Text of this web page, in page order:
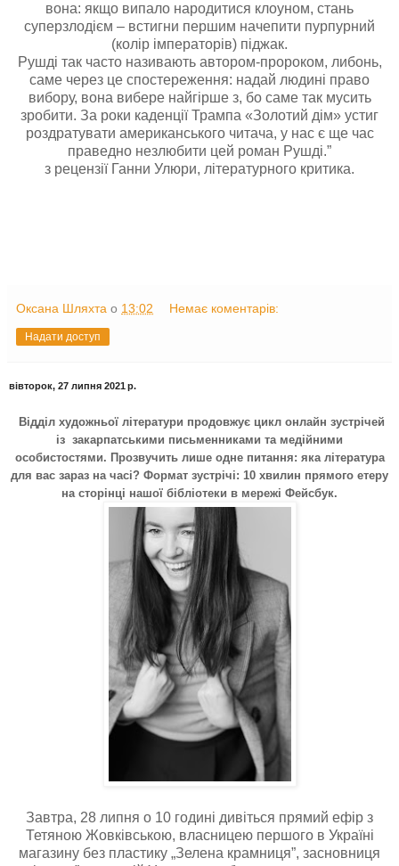
вона: якщо випало народитися клоуном, стань
суперзлодієм – встигни першим начепити пурпурний
(колір імператорів) піджак.
Рушді так часто називають автором-пророком, либонь,
саме через це спостереження: надай людині право
вибору, вона вибере найгірше з, бо саме так мусить
зробити. За роки каденції Трампа «Золотий дім» устиг
роздратувати американського читача, у нас є ще час
праведно незлюбити цей роман Рушді.”
з рецензії Ганни Улюри, літературного критика.
Оксана Шляхта о 13:02 Немає коментарів:
Надати доступ
вівторок, 27 липня 2021 р.
Відділ художньої літератури продовжує цикл онлайн зустрічей
із закарпатськими письменниками та медійними
особистостями. Прозвучить лише одне питання: яка література
для вас зараз на часі? Формат зустрічі: 10 хвилин прямого етеру
на сторінці нашої бібліотеки в мережі Фейсбук.
Завтра, 28 липня о 10 годині дивіться прямий ефір з
Тетяною Жовківською, власницею першого в Україні
магазину без пластику „Зелена крамниця”, засновниця